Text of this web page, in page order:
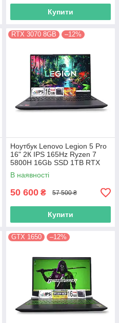
Купити
RTX 3070 8GB –12%
Ноутбук Lenovo Legion 5 Pro
16" 2К IPS 165Hz Ryzen 7
5800H 16Gb SSD 1TB RTX
3070 8GB
В наявності
50 600 ₴ 57 500 ₴
Купити
GTX 1650 –12%